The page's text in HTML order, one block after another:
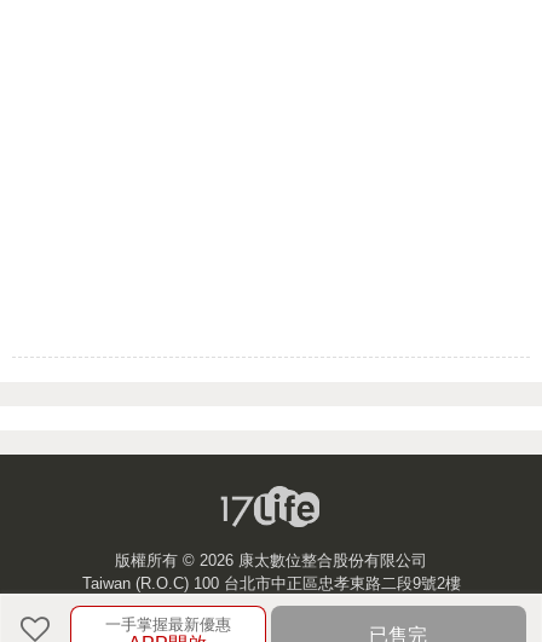
一手掌握最新優惠
已售完
版權所有 © 2026 康太數位整合股份有限公司
Taiwan (R.O.C) 100 台北市中正區忠孝東路二段9號2樓